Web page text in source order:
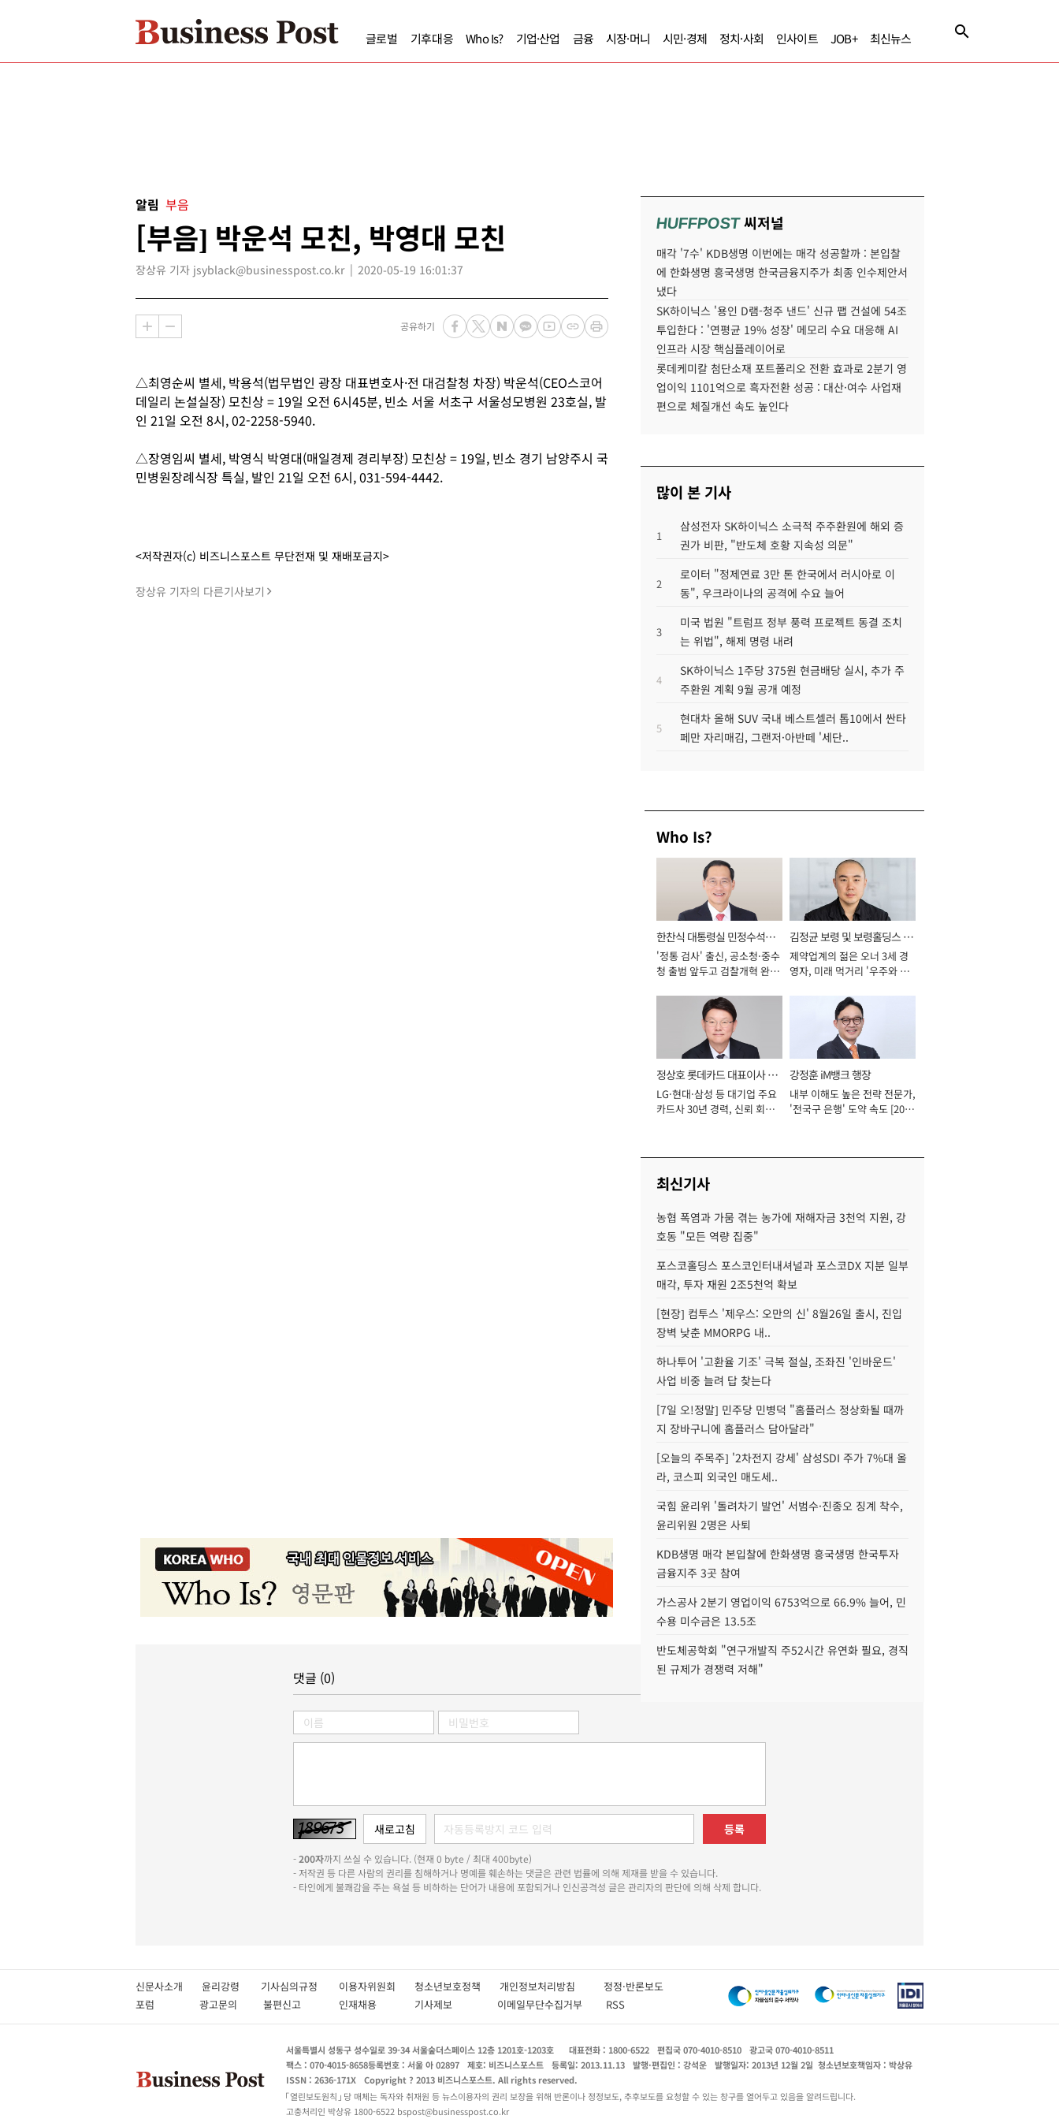
글로벌 기후대응 Who Is? 기업·산업 금융 시장·머니 시민·경제 정치·사회 인사이트 JOB+ 최신뉴스
알림 부음
[부음] 박운석 모친, 박영대 모친
장상유 기자 jsyblack@businesspost.co.kr 2020-05-19 16:01:37
공유하기
△최영순씨 별세, 박용석(법무법인 광장 대표변호사·전 대검찰청 차장) 박운석(CEO스코어
데일리 논설실장) 모친상 = 19일 오전 6시45분, 빈소 서울 서초구 서울성모병원 23호실, 발
인 21일 오전 8시, 02-2258-5940.
△장영임씨 별세, 박영식 박영대(매일경제 경리부장) 모친상 = 19일, 빈소 경기 남양주시 국
민병원장례식장 특실, 발인 21일 오전 6시, 031-594-4442.
<저작권자(c) 비즈니스포스트 무단전재 및 재배포금지>
장상유 기자의 다른기사보기
HUFFPOST씨저널
매각 '7수' KDB생명 이번에는 매각 성공할까 : 본입찰
에 한화생명 흥국생명 한국금융지주가 최종 인수제안서
냈다
SK하이닉스 '용인 D램-청주 낸드' 신규 팹 건설에 54조
투입한다 : '연평균 19% 성장' 메모리 수요 대응해 AI
인프라 시장 핵심플레이어로
롯데케미칼 첨단소재 포트폴리오 전환 효과로 2분기 영
업이익 1101억으로 흑자전환 성공 : 대산·여수 사업재
편으로 체질개선 속도 높인다
많이 본 기사
1
삼성전자 SK하이닉스 소극적 주주환원에 해외 증
권가 비판, "반도체 호황 지속성 의문"
2
로이터 "정제연료 3만 톤 한국에서 러시아로 이
동", 우크라이나의 공격에 수요 늘어
3
미국 법원 "트럼프 정부 풍력 프로젝트 동결 조치
는 위법", 해제 명령 내려
4
SK하이닉스 1주당 375원 현금배당 실시, 추가 주
주환원 계획 9월 공개 예정
5
현대차 올해 SUV 국내 베스트셀러 톱10에서 싼타
페만 자리매김, 그랜저·아반떼 '세단..
Who Is?
한찬식 대통령실 민정수석비
서관
'정통 검사' 출신, 공소청·중수
청 출범 앞두고 검찰개혁 완수
김정균 보령 및 보령홀딩스 대
표이사 사장
제약업계의 젊은 오너 3세 경
영자, 미래 먹거리 '우주와 헬
정상호 롯데카드 대표이사 사
장
LG·현대·삼성 등 대기업 주요
카드사 30년 경력, 신뢰 회복
강정훈 iM뱅크 행장
내부 이해도 높은 전략 전문가,
'전국구 은행' 도약 속도 [2026
최신기사
농협 폭염과 가뭄 겪는 농가에 재해자금 3천억 지원, 강
호동 "모든 역량 집중"
포스코홀딩스 포스코인터내셔널과 포스코DX 지분 일부
매각, 투자 재원 2조5천억 확보
[현장] 컴투스 '제우스: 오만의 신' 8월26일 출시, 진입
장벽 낮춘 MMORPG 내..
하나투어 '고환율 기조' 극복 절실, 조좌진 '인바운드'
사업 비중 늘려 답 찾는다
[7일 오!정말] 민주당 민병덕 "홈플러스 정상화될 때까
지 장바구니에 홈플러스 담아달라"
[오늘의 주목주] '2차전지 강세' 삼성SDI 주가 7%대 올
라, 코스피 외국인 매도세..
국힘 윤리위 '돌려차기 발언' 서범수·진종오 징계 착수,
윤리위원 2명은 사퇴
KDB생명 매각 본입찰에 한화생명 흥국생명 한국투자
금융지주 3곳 참여
가스공사 2분기 영업이익 6753억으로 66.9% 늘어, 민
수용 미수금은 13.5조
반도체공학회 "연구개발직 주52시간 유연화 필요, 경직
된 규제가 경쟁력 저해"
댓글 (0)
등록
-200자까지 쓰실 수 있습니다. (현재 0 byte / 최대 400byte)
- 저작권 등 다른 사람의 권리를 침해하거나 명예를 훼손하는 댓글은 관련 법률에 의해 제재를 받을 수 있습니다.
- 타인에게 불쾌감을 주는 욕설 등 비하하는 단어가 내용에 포함되거나 인신공격성 글은 관리자의 판단에 의해 삭제 합니다.
신문사소개 윤리강령 기사심의규정 이용자위원회 청소년보호정책 개인정보처리방침 정정·반론보도
포럼
광고문의 불편신고 인재채용 기사제보 이메일무단수집거부 RSS
서울특별시 성동구 성수일로 39-34 서울숲더스페이스 12층 1201호-1203호 대표전화 : 1800-6522 편집국 070-4010-8510
광고국 070-4010-8511
팩스 : 070-4015-8658등록번호 : 서울 아 02897 제호: 비즈니스포스트 등록일: 2013.11.13 발행·편집인 : 강석운 발행일자: 2013년 12월 2일 청소년보호책임자 : 박상유
ISSN : 2636-171X
Copyright ? 2013 비즈니스포스트. All rights reserved.
열린보도원칙
당 매체는 독자와 취재원 등 뉴스이용자의 권리 보장을 위해 반론이나 정정보도, 추후보도를 요청할 수 있는 창구를 열어두고 있음을 알려드립니다.
고충처리인 박상유 1800-6522 bspost@businesspost.co.kr